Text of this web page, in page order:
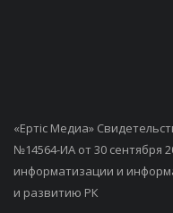
«Ертiс Медиа»
№14564-ИА от 30 сентября
информатизации и
и развитию РК